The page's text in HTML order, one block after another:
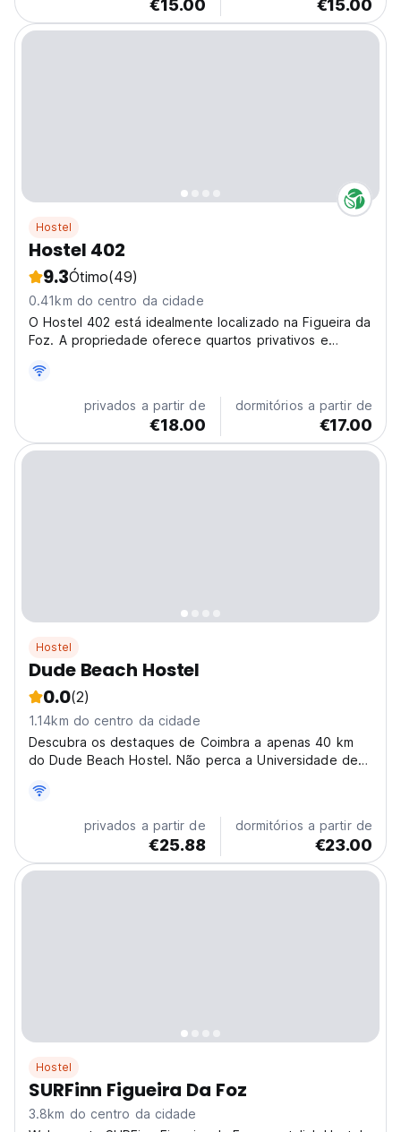
€15.00 €15.00
Hostel
Hostel 402
9.3Ótimo(49)
0.41km do centro da cidade
O Hostel 402 está idealmente localizado na Figueira da
Foz. A propriedade oferece quartos privativos e
privados a partir de
€18.00
dormitórios a partir de
€17.00
Hostel
Dude Beach Hostel
0.0(2)
1.14km do centro da cidade
Descubra os destaques de Coimbra a apenas 40 km
do Dude Beach Hostel. Não perca a Universidade de
privados a partir de
€25.88
dormitórios a partir de
€23.00
Hostel
SURFinn Figueira Da Foz
3.8km do centro da cidade